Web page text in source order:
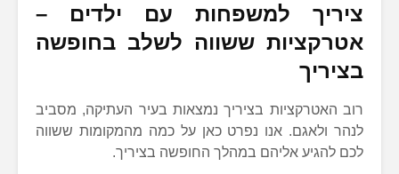
ציריך למשפחות עם ילדים –
אטרקציות ששווה לשלב בחופשה
בציריך
רוב האטרקציות בציריך נמצאות בעיר העתיקה, מסביב
לנהר ולאגם. אנו נפרט כאן על כמה מהמקומות ששווה
לכם להגיע אליהם במהלך החופשה בציריך.